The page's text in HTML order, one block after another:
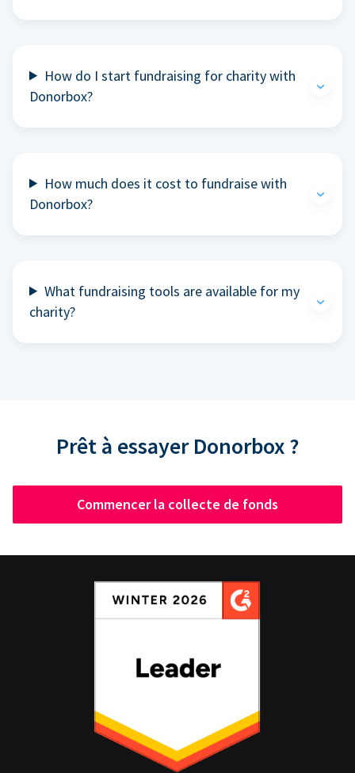
How do I start fundraising for charity with
Donorbox?
How much does it cost to fundraise with
Donorbox?
What fundraising tools are available for my
charity?
Prêt à essayer Donorbox ?
Commencer la collecte de fonds